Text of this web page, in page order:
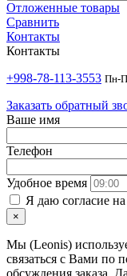
Отложенные товары
Сравнить
Контакты
Контакты
+998-78-113-3553 Пн-
Заказать обратный
Ваше имя
Телефон
Удобное время
Я даю согласие на
×
Мы (Leonis)
связаться с Вами по